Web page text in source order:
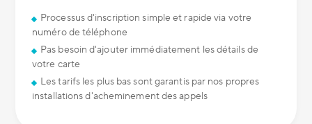
Processus d'inscription simple et rapide via votre
numéro de téléphone
Pas besoin d'ajouter immédiatement les détails de
votre carte
Les tarifs les plus bas sont garantis par nos propres
installations d'acheminement des appels